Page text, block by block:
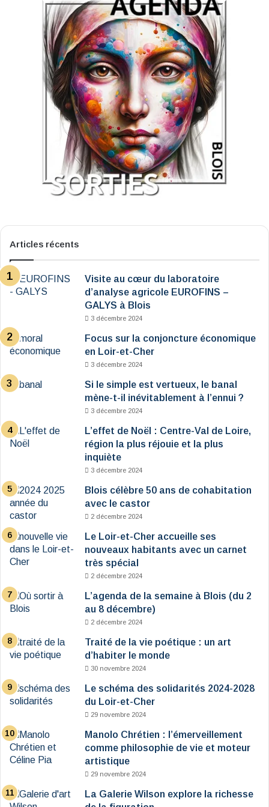
Articles récents
Visite au cœur du laboratoire
d’analyse agricole EUROFINS –
GALYS à Blois
3 décembre 2024
Focus sur la conjoncture économique
en Loir-et-Cher
3 décembre 2024
Si le simple est vertueux, le banal
mène-t-il inévitablement à l’ennui ?
3 décembre 2024
L’effet de Noël : Centre-Val de Loire,
région la plus réjouie et la plus
inquiète
3 décembre 2024
Blois célèbre 50 ans de cohabitation
avec le castor
2 décembre 2024
Le Loir-et-Cher accueille ses
nouveaux habitants avec un carnet
très spécial
2 décembre 2024
L’agenda de la semaine à Blois (du 2
au 8 décembre)
2 décembre 2024
Traité de la vie poétique : un art
d’habiter le monde
30 novembre 2024
Le schéma des solidarités 2024-2028
du Loir-et-Cher
29 novembre 2024
Manolo Chrétien : l’émerveillement
comme philosophie de vie et moteur
artistique
29 novembre 2024
La Galerie Wilson explore la richesse